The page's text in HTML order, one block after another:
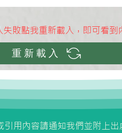
敗點我重新載入，即可看到
重新載入
引用內容請通知我們並附上出